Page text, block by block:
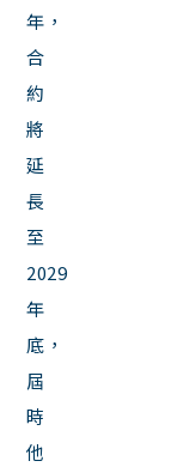
年，
合
約
將
延
長
至
2029
年
底，
屆
時
他